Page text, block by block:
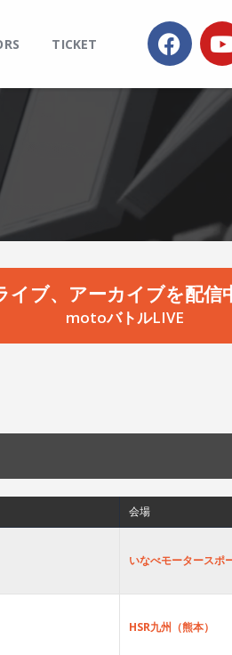
TICKET
イブ、アーカイブを配信
motoバトルLIVE
会場
いなべモータースポ
HSR九州（熊本）